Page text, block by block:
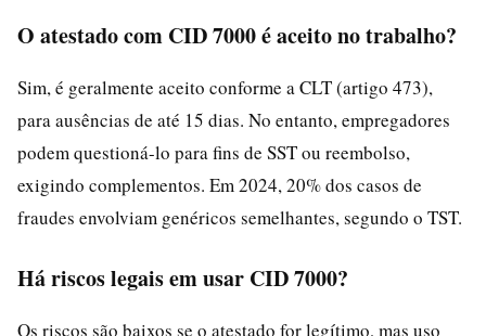
O atestado com CID 7000 é aceito no trabalho?
Sim, é geralmente aceito conforme a CLT (artigo 473),
para ausências de até 15 dias. No entanto, empregadores
podem questioná-lo para fins de SST ou reembolso,
exigindo complementos. Em 2024, 20% dos casos de
fraudes envolviam genéricos semelhantes, segundo o TST.
Há riscos legais em usar CID 7000?
Os riscos são baixos se o atestado for legítimo, mas uso